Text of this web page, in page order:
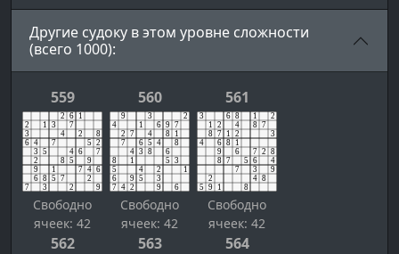
Другие судоку в этом уровне сложности
(всего 1000):
559
Свободно
ячеек: 42
560
Свободно
ячеек: 42
561
Свободно
ячеек: 42
562 563 564